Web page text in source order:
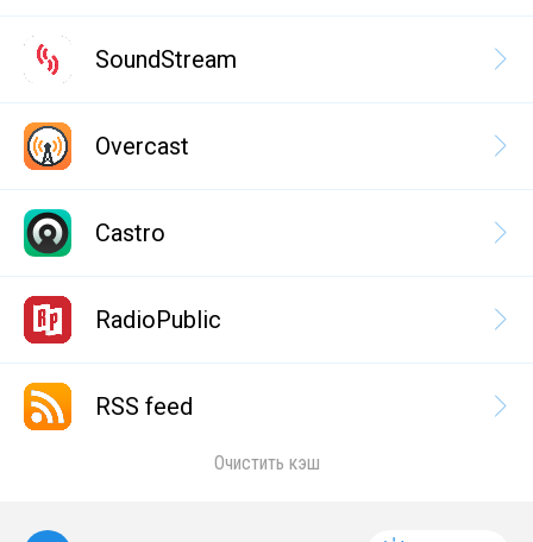
SoundStream
Overcast
Castro
RadioPublic
RSS feed
Очистить кэш